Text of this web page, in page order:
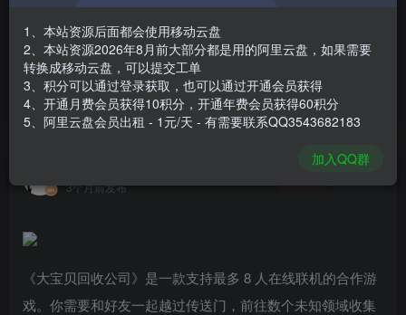
免费
登录购买
安装包大小
游戏本体大小
1.03 GB
3个月前发布
《大宝贝回收公司》是一款支持最多 8 人在线联机的合作游
戏。你需要和好友一起越过传送门，前往数个未知领域收集
1、本站资源后面都会使用移动云盘
2、本站资源2026年8月前大部分都是用的阿里云盘，如果需要
转换成移动云盘，可以提交工单
3、积分可以通过登录获取，也可以通过开通会员获得
4、开通月费会员获得10积分，开通年费会员获得60积分
5、阿里云盘会员出租 - 1元/天 - 有需要联系QQ3543682183
加入QQ群